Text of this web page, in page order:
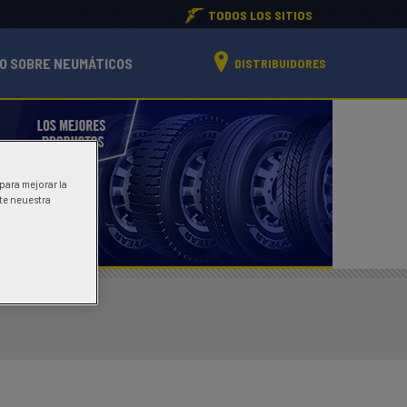
TODOS LOS SITIOS
SOBRE NEUMÁTICOS DISTRIBUIDORES
mejorar la
neuestra